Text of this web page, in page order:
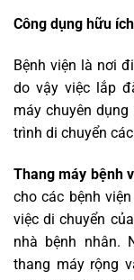
Công dụng hữu
Bệnh viện là nơi
do vậy việc lắp
máy chuyên
trình di chuyển
Thang máy bệnh
cho các bệnh
việc di chuyển
nhà bệnh nhân.
thang máy rộng